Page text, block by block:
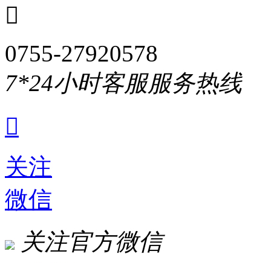

0755-27920578
7*24小时客服服务热线

关注
微信
关注官方微信